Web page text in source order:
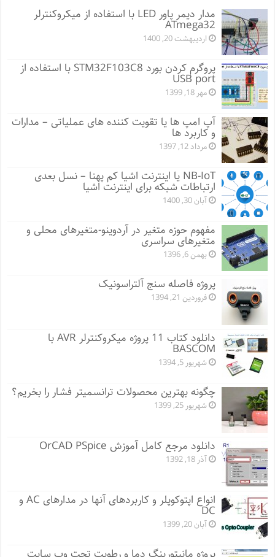
مدار دیمر پاور LED با استفاده از میکروکنترلر
ATmega32
اردیبهشت 20, 1400
پروگرم کردن بورد STM32F103C8 با استفاده از
USB port
مهر 18, 1399
آپ امپ ها یا تقویت کننده های عملیاتی – مدارات
و کاربرد ها
مرداد 12, 1397
NB-IoT یا اینترنت اشیا کم پهنا – نسل بعدی
ارتباطات شبکه برای اینترنت اشیا
آبان 30, 1400
مفهوم حوزه متغیر در آردوینو-متغیرهای محلی و
متغیرهای سراسری
بهمن 6, 1396
پروژه فاصله سنج آلتراسونیک
فروردین 21, 1394
دانلود کتاب 11 پروژه میکروکنترلر AVR با
BASCOM
شهریور 5, 1394
چگونه بهترین محصولات ترانسمیتر فشار را بخریم؟
شهریور 25, 1399
دانلود مرجع کامل آموزش OrCAD PSpice
آذر 18, 1392
انواع اپتوکوپلر و کاربردهای آنها در مدارهای AC و
DC
آبان 20, 1399